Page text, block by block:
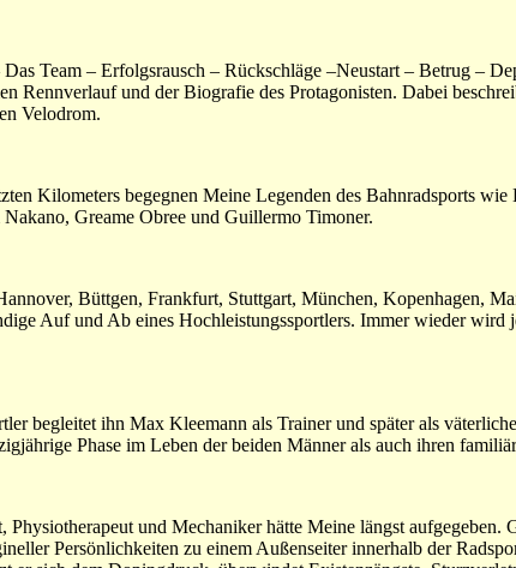
Team – Erfolgsrausch – Rückschläge –Neustart – Betrug –
Rennverlauf und der Biografie des Protagonisten. Dabei
Velodrom.
Kilometers begegnen Meine Legenden des Bahnradsports
Greame Obree und Guillermo Timoner.
Büttgen, Frankfurt, Stuttgart, München, Kopenhagen,
Auf und Ab eines Hochleistungssportlers. Immer wieder wird
begleitet ihn Max Kleemann als Trainer und später als
Phase im Leben der beiden Männer als auch ihren
Physiotherapeut und Mechaniker hätte Meine längst
Persönlichkeiten zu einem Außenseiter innerhalb der